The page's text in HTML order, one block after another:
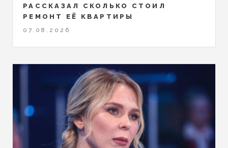
РАССКАЗАЛ СКОЛЬКО СТОИЛ
РЕМОНТ ЕЁ КВАРТИРЫ
07.08.2026